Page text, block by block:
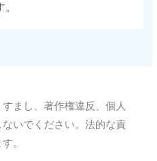
まし、著作権違反、個人
いでください。法的な責
。